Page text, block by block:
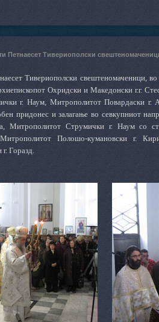
Петнаесет Тивериополски
Тивериополски свештеномаченици,
Охридски и Македонски г.г.
г. Наум, Митрополитот Повардаски г.
придонес и залагање во севкупниот
Митрополитот Струмички г. Наум со
Полошо-кумановски г.
Горазд.